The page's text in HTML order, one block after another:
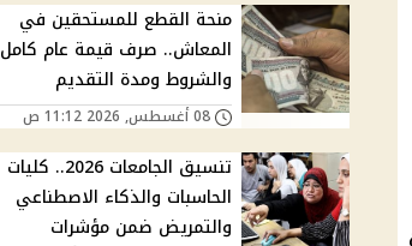
منحة القطع للمستحقين في
المعاش.. صرف قيمة عام كامل
والشروط ومدة التقديم
08 أغسطس, 2026 11:12 ص
تنسيق الجامعات 2026.. كليات
الحاسبات والذكاء الاصطناعي
والتمريض ضمن مؤشرات